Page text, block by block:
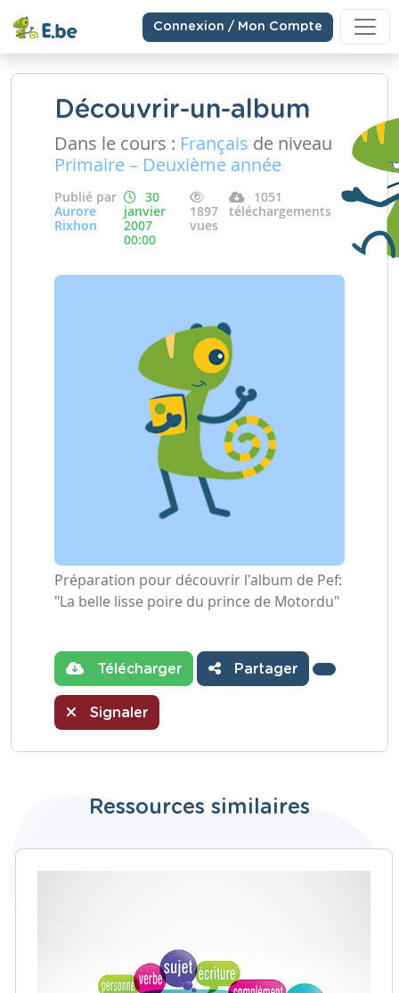
Connexion / Mon Compte
Découvrir-un-album
Dans le cours : Français de niveau
Primaire – Deuxième année
Publié par
Aurore
Rixhon
30
janvier
2007
00:00
1897
vues
1051
téléchargements
Préparation pour découvrir l'album de Pef:
"La belle lisse poire du prince de Motordu"
Télécharger Partager
Signaler
Ressources similaires